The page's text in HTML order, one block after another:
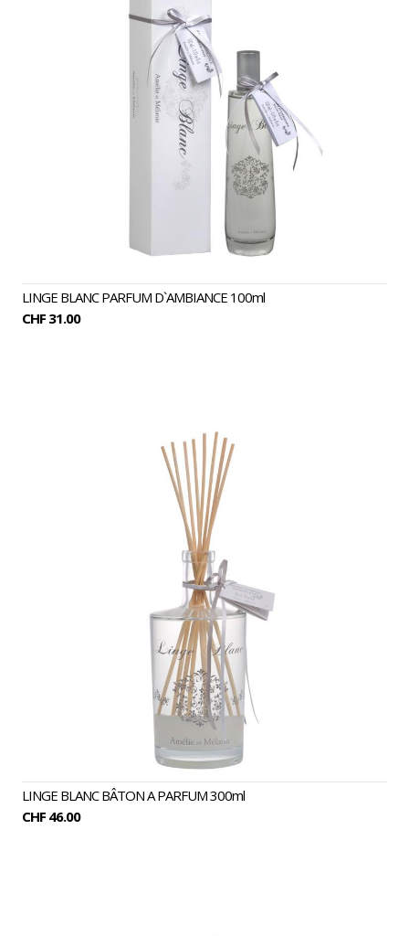
LINGE BLANC PARFUM D`AMBIANCE 100ml
CHF 31.00
LINGE BLANC BÂTON A PARFUM 300ml
CHF 46.00